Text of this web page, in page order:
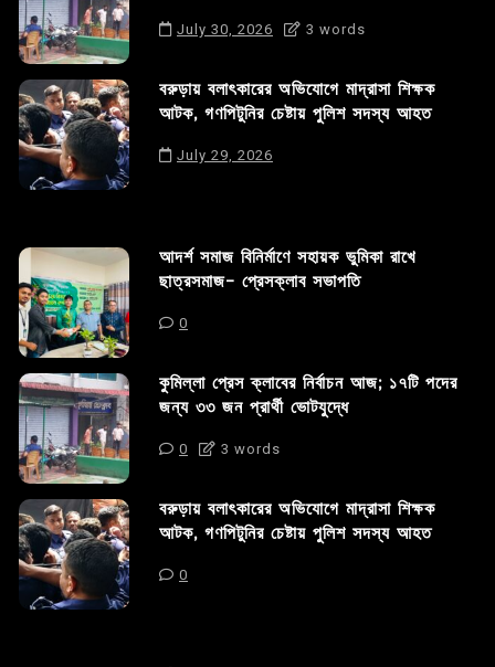
July 30, 2026 3 words
বরুড়ায় বলাৎকারের অভিযোগে মাদ্রাসা শিক্ষক
আটক, গণপিটুনির চেষ্টায় পুলিশ সদস্য আহত
July 29, 2026
আদর্শ সমাজ বিনির্মাণে সহায়ক ভুমিকা রাখে
ছাত্রসমাজ- প্রেসক্লাব সভাপতি
0
কুমিল্লা প্রেস ক্লাবের নির্বাচন আজ; ১৭টি পদের
জন্য ৩৩ জন প্রার্থী ভোটযুদ্ধে
0 3 words
বরুড়ায় বলাৎকারের অভিযোগে মাদ্রাসা শিক্ষক
আটক, গণপিটুনির চেষ্টায় পুলিশ সদস্য আহত
0